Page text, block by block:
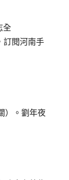
全
閱河南手
）。劉年夜